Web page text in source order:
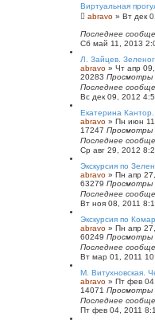
Виртуальная
abravo » Вт дек
Последнее
Сб май 11, 2013
Л. Зайцев.
abravo » Чт апр
20283 Просмотры
Последнее
Вс дек 09, 2012
Екатерина
abravo » Пн июн
17247 Просмотры
Последнее
Ср авг 29, 2012
Экскурсия по
abravo » Пн апр
63279 Просмотры
Последнее
Вт ноя 08, 2011
Экскурсия по
abravo » Пн апр
60249 Просмотры
Последнее
Вт мар 01, 2011
М. Витухновская.
abravo » Пт фев
14071 Просмотры
Последнее
Пт фев 04, 2011